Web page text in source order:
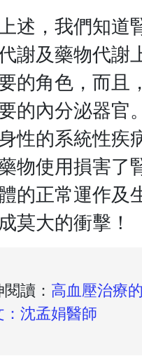
述，我們知道
謝及藥物代謝
的角色，而且
的內分泌器官
性的系統性疾
物使用損害了
的正常運作及
莫大的衝擊！
讀： 高血壓治療
：沈孟娟醫師